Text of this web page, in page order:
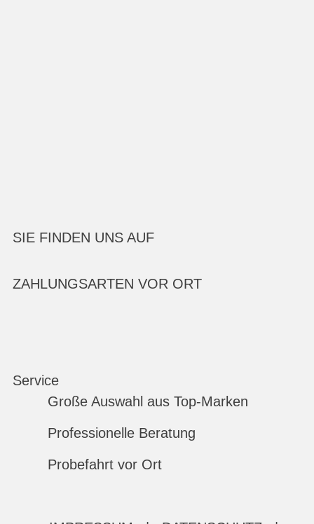
SIE FINDEN UNS AUF
ZAHLUNGSARTEN VOR ORT
Service
Große Auswahl aus Top-Marken
Professionelle Beratung
Probefahrt vor Ort